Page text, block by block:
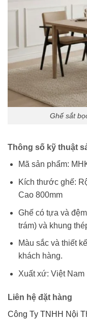
Ghế sắt
Thông số kỹ thuật
Mã sản phẩm:
Kích thước ghế:
Cao 800mm
Ghế có tựa và
trám) và khung
Màu sắc và thiết
khách hàng.
Xuất xứ: Việt Nam
Liên hệ đặt hàng
Công Ty TNHH Nội